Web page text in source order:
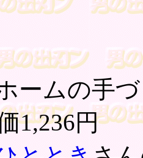
ームの手
1,236円